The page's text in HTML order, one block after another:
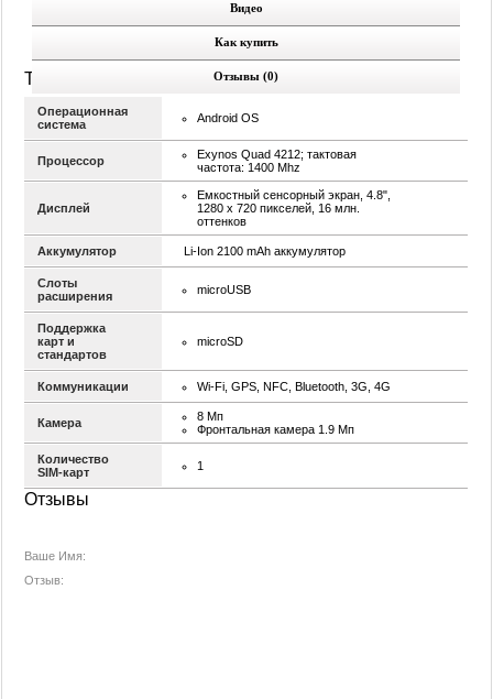
Видео
Как купить
Отзывы (0)
Технические характеристики
Операционная
система
Android OS
Процессор
Exynos Quad 4212; тактовая
частота: 1400 Mhz
Дисплей
Емкостный сенсорный экран, 4.8",
1280 х 720 пикселей, 16 млн.
оттенков
Аккумулятор Li-Ion 2100 mAh аккумулятор
Слоты
расширения
microUSB
Поддержка
карт и
стандартов
microSD
Коммуникации Wi-Fi, GPS, NFC, Bluetooth, 3G, 4G
Камера
8 Мп
Фронтальная камера 1.9 Мп
Количество
SIM-карт
1
Отзывы
Ваше Имя:
Отзыв: